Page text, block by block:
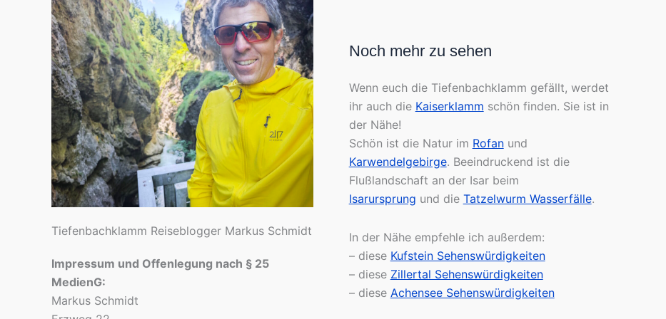
Tiefenbachklamm Reiseblogger Markus Schmidt
Impressum und Offenlegung nach § 25
MedienG:
Markus Schmidt
Noch mehr zu sehen
Wenn euch die Tiefenbachklamm gefällt, werdet
ihr auch die Kaiserklamm schön finden. Sie ist in
der Nähe!
Schön ist die Natur im Rofanund
Karwendelgebirge. Beeindruckend ist die
Flußlandschaft an der Isar beim
Isarursprung und die Tatzelwurm Wasserfälle.
In der Nähe empfehle ich außerdem:
– diese Kufstein Sehenswürdigkeiten
– diese Zillertal Sehenswürdigkeiten
– diese Achensee Sehenswürdigkeiten